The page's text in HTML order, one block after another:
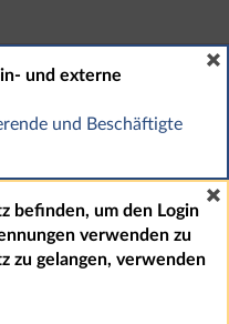
und externe
und Beschäftigte
befinden, um den Login
verwenden zu
zu gelangen, verwenden